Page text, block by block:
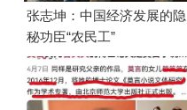
张志坤：中国经济发展的隐
秘功臣“农民工”